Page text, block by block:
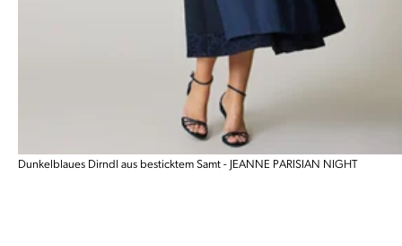
Dunkelblaues Dirndl aus besticktem Samt - JEANNE PARISIAN NIGHT